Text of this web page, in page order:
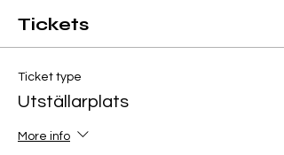
Tickets
Ticket type
Utställarplats
More info